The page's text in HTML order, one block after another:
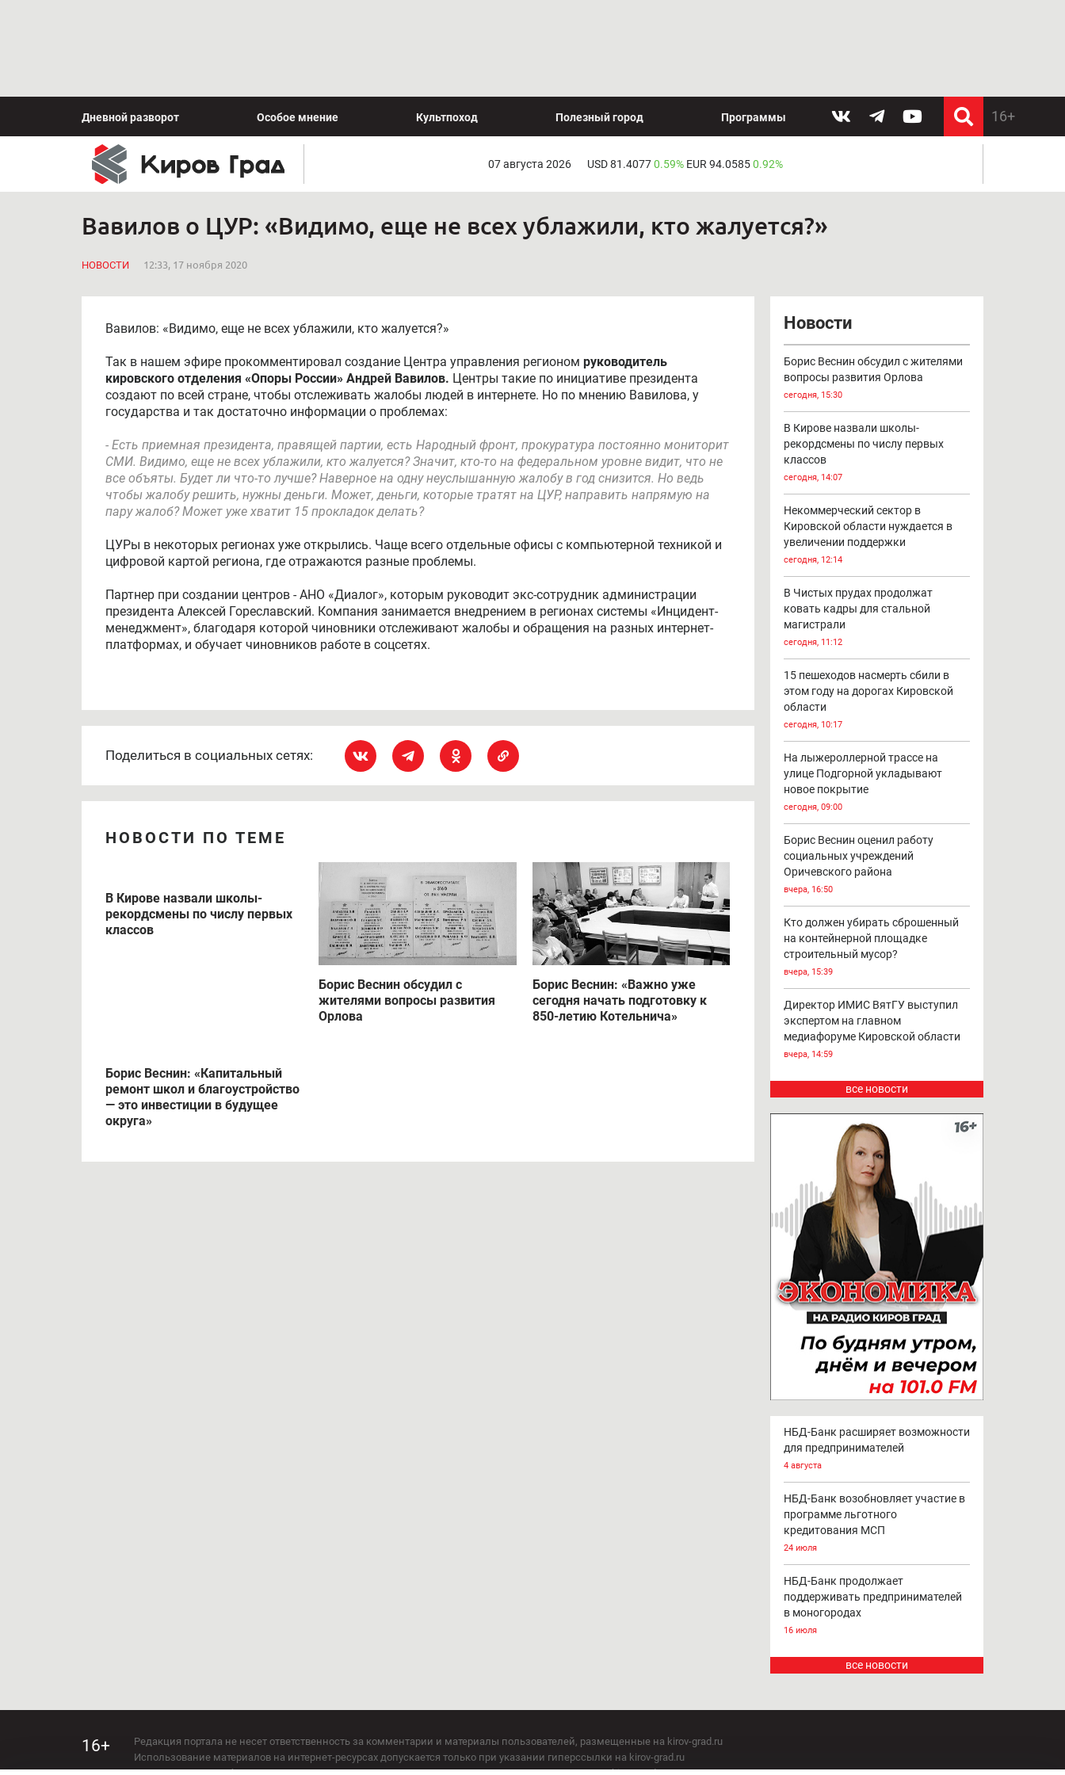
Дневной разворот Особое мнение Культпоход Полезный город Программы
07 августа 2026 USD 81.40770.59% EUR 94.05850.92%
Вавилов о ЦУР: «Видимо, еще не всех ублажили, кто жалуется?»
НОВОСТИ 12:33, 17 ноября 2020
Вавилов: «Видимо, еще не всех ублажили, кто жалуется?»
Так в нашем эфире прокомментировал создание Центра управления регионом руководитель
кировского отделения «Опоры России» Андрей Вавилов. Центры такие по инициативе президента
создают по всей стране, чтобы отслеживать жалобы людей в интернете. Но по мнению Вавилова, у
государства и так достаточно информации о проблемах:
- Есть приемная президента, правящей партии, есть Народный фронт, прокуратура постоянно мониторит
СМИ. Видимо, еще не всех ублажили, кто жалуется? Значит, кто-то на федеральном уровне видит, что не
все объяты. Будет ли что-то лучше? Наверное на одну неуслышанную жалобу в год снизится. Но ведь
чтобы жалобу решить, нужны деньги. Может, деньги, которые тратят на ЦУР, направить напрямую на
пару жалоб? Может уже хватит 15 прокладок делать?
ЦУРы в некоторых регионах уже открылись. Чаще всего отдельные офисы с компьютерной техникой и
цифровой картой региона, где отражаются разные проблемы.
Партнер при создании центров - АНО «Диалог», которым руководит экс-сотрудник администрации
президента Алексей Гореславский. Компания занимается внедрением в регионах системы «Инцидент-
менеджмент», благодаря которой чиновники отслеживают жалобы и обращения на разных интернет-
платформах, и обучает чиновников работе в соцсетях.
Поделиться в социальных сетях:
НОВОСТИ ПО ТЕМЕ
В Кирове назвали школы-
рекордсмены по числу первых
классов
Борис Веснин обсудил с
жителями вопросы развития
Орлова
Борис Веснин: «Важно уже
сегодня начать подготовку к
850-летию Котельнича»
Борис Веснин: «Капитальный
ремонт школ и благоустройство
— это инвестиции в будущее
округа»
Новости
Борис Веснин обсудил с жителями
вопросы развития Орлова
сегодня, 15:30
В Кирове назвали школы-
рекордсмены по числу первых
классов
сегодня, 14:07
Некоммерческий сектор в
Кировской области нуждается в
увеличении поддержки
сегодня, 12:14
В Чистых прудах продолжат
ковать кадры для стальной
магистрали
сегодня, 11:12
15 пешеходов насмерть сбили в
этом году на дорогах Кировской
области
сегодня, 10:17
На лыжероллерной трассе на
улице Подгорной укладывают
новое покрытие
сегодня, 09:00
Борис Веснин оценил работу
социальных учреждений
Оричевского района
вчера, 16:50
Кто должен убирать сброшенный
на контейнерной площадке
строительный мусор?
вчера, 15:39
Директор ИМИС ВятГУ выступил
экспертом на главном
медиафоруме Кировской области
вчера, 14:59
все новости
НБД-Банк расширяет возможности
для предпринимателей
4 августа
НБД-Банк возобновляет участие в
программе льготного
кредитования МСП
24 июля
НБД-Банк продолжает
поддерживать предпринимателей
в моногородах
16 июля
все новости
16+
Редакция портала не несет ответственность за комментарии и материалы пользователей, размещенные на kirov-grad.ru
Использование материалов на интернет-ресурсах допускается только при указании гиперссылки на kirov-grad.ru